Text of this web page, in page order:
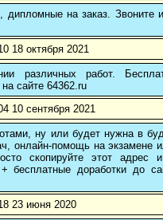
на заказ. Звоните
18 октября 2021
работ.
сайте 64362.ru
10 сентября 2021
ну или будет нужна в
онлайн-помощь на экзамене
скопируйте этот
бесплатные доработки до
23 июня 2020